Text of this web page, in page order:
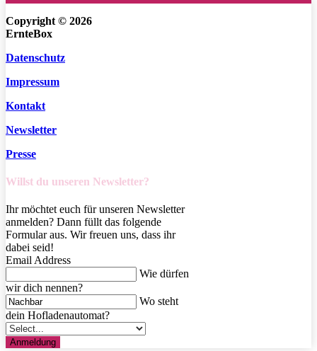
Copyright © 2026
ErnteBox
Datenschutz
Impressum
Kontakt
Newsletter
Presse
Willst du unseren Newsletter?
Ihr möchtet euch für unseren Newsletter
anmelden? Dann füllt das folgende
Formular aus. Wir freuen uns, dass ihr
dabei seid!
Email Address
Wie dürfen
wir dich nennen?
Wo steht
dein Hofladenautomat?
Anmeldung